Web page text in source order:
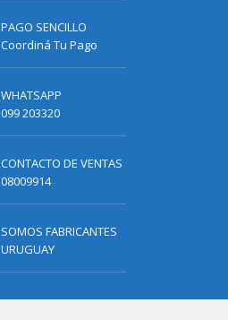
PAGO SENCILLO
Coordiná Tu Pago
WHATSAPP
099 203320
CONTACTO DE VENTAS
08009914
SOMOS FABRICANTES
URUGUAY